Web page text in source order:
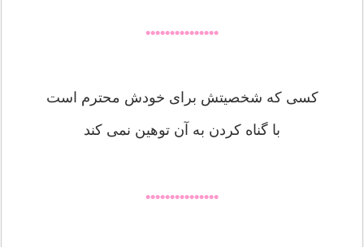
•••••••••••••••
کسی که شخصیتش برای خودش محترم است
با گناه کردن به آن توهین نمی کند
•••••••••••••••